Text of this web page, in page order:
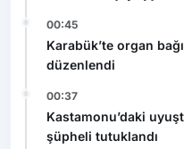
00:45
Karabük’te organ
düzenlendi
00:37
Kastamonu’daki
şüpheli tutuklandı